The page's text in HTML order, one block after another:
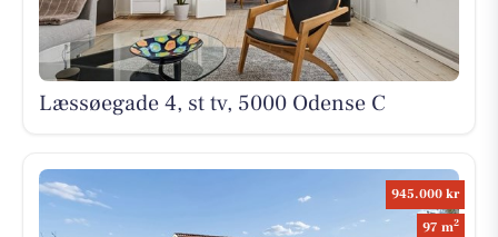
Læssøegade 4, st tv, 5000 Odense C
945.000 kr
97 m2